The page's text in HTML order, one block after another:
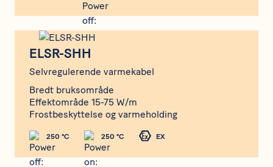
ELSR-SHH
Selvregulerende varmekabel
Bredt bruksområde
Effektområde 15-75 W/m
Frostbeskyttelse og varmeholding
250 °C 250 °C EX
ELSR-SHH